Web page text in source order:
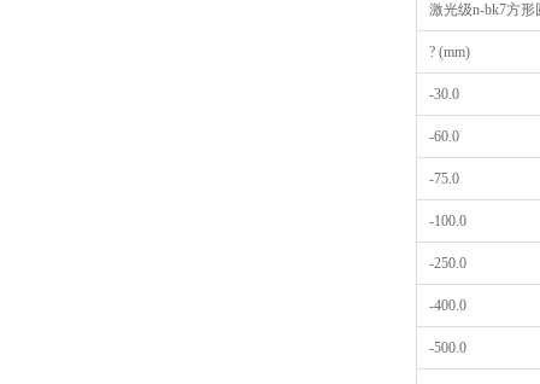
激光级n-bk7方
? (mm)
-30.0
-60.0
-75.0
-100.0
-250.0
-400.0
-500.0